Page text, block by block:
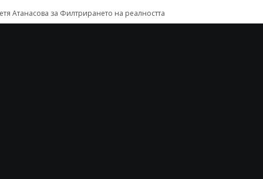
Атанасова за Филтрирането на реалността